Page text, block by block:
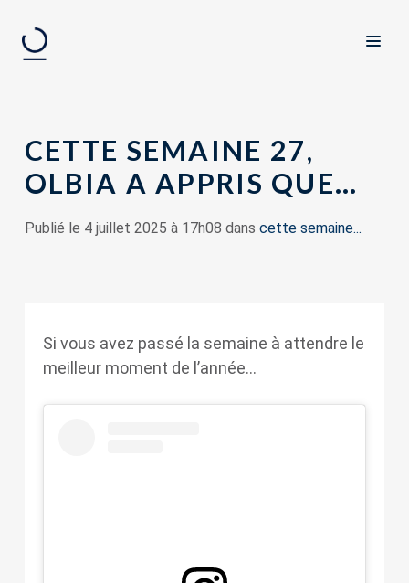
CETTE SEMAINE 27,
OLBIA A APPRIS QUE…
Publié le 4 juillet 2025 à 17h08 dans cette semaine...
Si vous avez passé la semaine à attendre le
meilleur moment de l’année…